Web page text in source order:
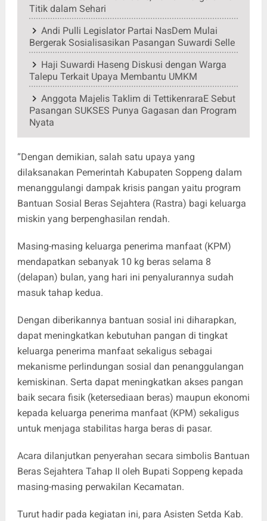
Titik dalam Sehari
Andi Pulli Legislator Partai NasDem Mulai
Bergerak Sosialisasikan Pasangan Suwardi Selle
Haji Suwardi Haseng Diskusi dengan Warga
Talepu Terkait Upaya Membantu UMKM
Anggota Majelis Taklim di TettikenraraE Sebut
Pasangan SUKSES Punya Gagasan dan Program
Nyata
“Dengan demikian, salah satu upaya yang
dilaksanakan Pemerintah Kabupaten Soppeng dalam
menanggulangi dampak krisis pangan yaitu program
Bantuan Sosial Beras Sejahtera (Rastra) bagi keluarga
miskin yang berpenghasilan rendah.
Masing-masing keluarga penerima manfaat (KPM)
mendapatkan sebanyak 10 kg beras selama 8
(delapan) bulan, yang hari ini penyalurannya sudah
masuk tahap kedua.
Dengan diberikannya bantuan sosial ini diharapkan,
dapat meningkatkan kebutuhan pangan di tingkat
keluarga penerima manfaat sekaligus sebagai
mekanisme perlindungan sosial dan penanggulangan
kemiskinan. Serta dapat meningkatkan akses pangan
baik secara fisik (ketersediaan beras) maupun ekonomi
kepada keluarga penerima manfaat (KPM) sekaligus
untuk menjaga stabilitas harga beras di pasar.
Acara dilanjutkan penyerahan secara simbolis Bantuan
Beras Sejahtera Tahap II oleh Bupati Soppeng kepada
masing-masing perwakilan Kecamatan.
Turut hadir pada kegiatan ini, para Asisten Setda Kab.